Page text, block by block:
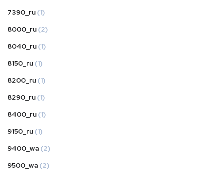
7390_ru (1)
8000_ru (2)
8040_ru (1)
8150_ru (1)
8200_ru (1)
8290_ru (1)
8400_ru (1)
9150_ru (1)
9400_wa (2)
9500_wa (2)